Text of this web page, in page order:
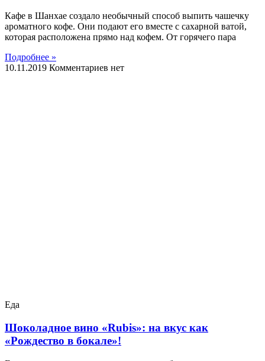
Кафе в Шанхае создало необычный способ выпить чашечку
ароматного кофе. Они подают его вместе с сахарной ватой,
которая расположена прямо над кофем. От горячего пара
Подробнее »
10.11.2019 Комментариев нет
Еда
Шоколадное вино «Rubis»: на вкус как
«Рождество в бокале»!